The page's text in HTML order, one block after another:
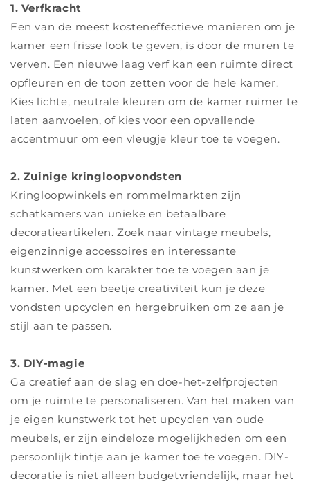
1. Verfkracht
Een van de meest kosteneffectieve manieren om je
kamer een frisse look te geven, is door de muren te
verven. Een nieuwe laag verf kan een ruimte direct
opfleuren en de toon zetten voor de hele kamer.
Kies lichte, neutrale kleuren om de kamer ruimer te
laten aanvoelen, of kies voor een opvallende
accentmuur om een ​​vleugje kleur toe te voegen.
2. Zuinige kringloopvondsten
Kringloopwinkels en rommelmarkten zijn
schatkamers van unieke en betaalbare
decoratieartikelen. Zoek naar vintage meubels,
eigenzinnige accessoires en interessante
kunstwerken om karakter toe te voegen aan je
kamer. Met een beetje creativiteit kun je deze
vondsten upcyclen en hergebruiken om ze aan je
stijl aan te passen.
3. DIY-magie
Ga creatief aan de slag en doe-het-zelfprojecten
om je ruimte te personaliseren. Van het maken van
je eigen kunstwerk tot het upcyclen van oude
meubels, er zijn eindeloze mogelijkheden om een ​​
persoonlijk tintje aan je kamer toe te voegen. DIY-
decoratie is niet alleen budgetvriendelijk, maar het